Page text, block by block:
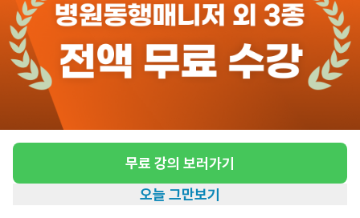
무료 강의 보러가기
오늘 그만보기